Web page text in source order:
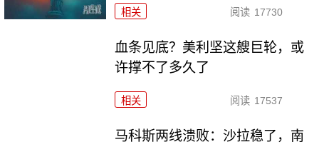
相关 阅读 17730
血条见底？美利坚这艘巨轮，或
许撑不了多久了
相关 阅读 17537
马科斯两线溃败：沙拉稳了，南